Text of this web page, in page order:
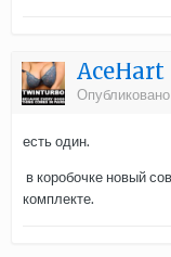
AceHart
Опубликовано
есть один.
в коробочке новый
комплекте.